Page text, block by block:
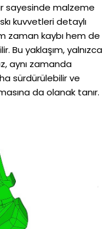
sayesinde malzeme
kuvvetleri detaylı
zaman kaybı hem de
Bu yaklaşım, yalnızca
aynı zamanda
sürdürülebilir ve
da olanak tanır.